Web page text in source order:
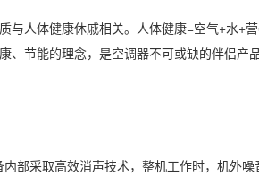
人体健康休戚相关。人体健康=空气+水+
节能的理念，是空调器不可或缺的伴侣产品
采取高效消声技术，整机工作时，机外噪